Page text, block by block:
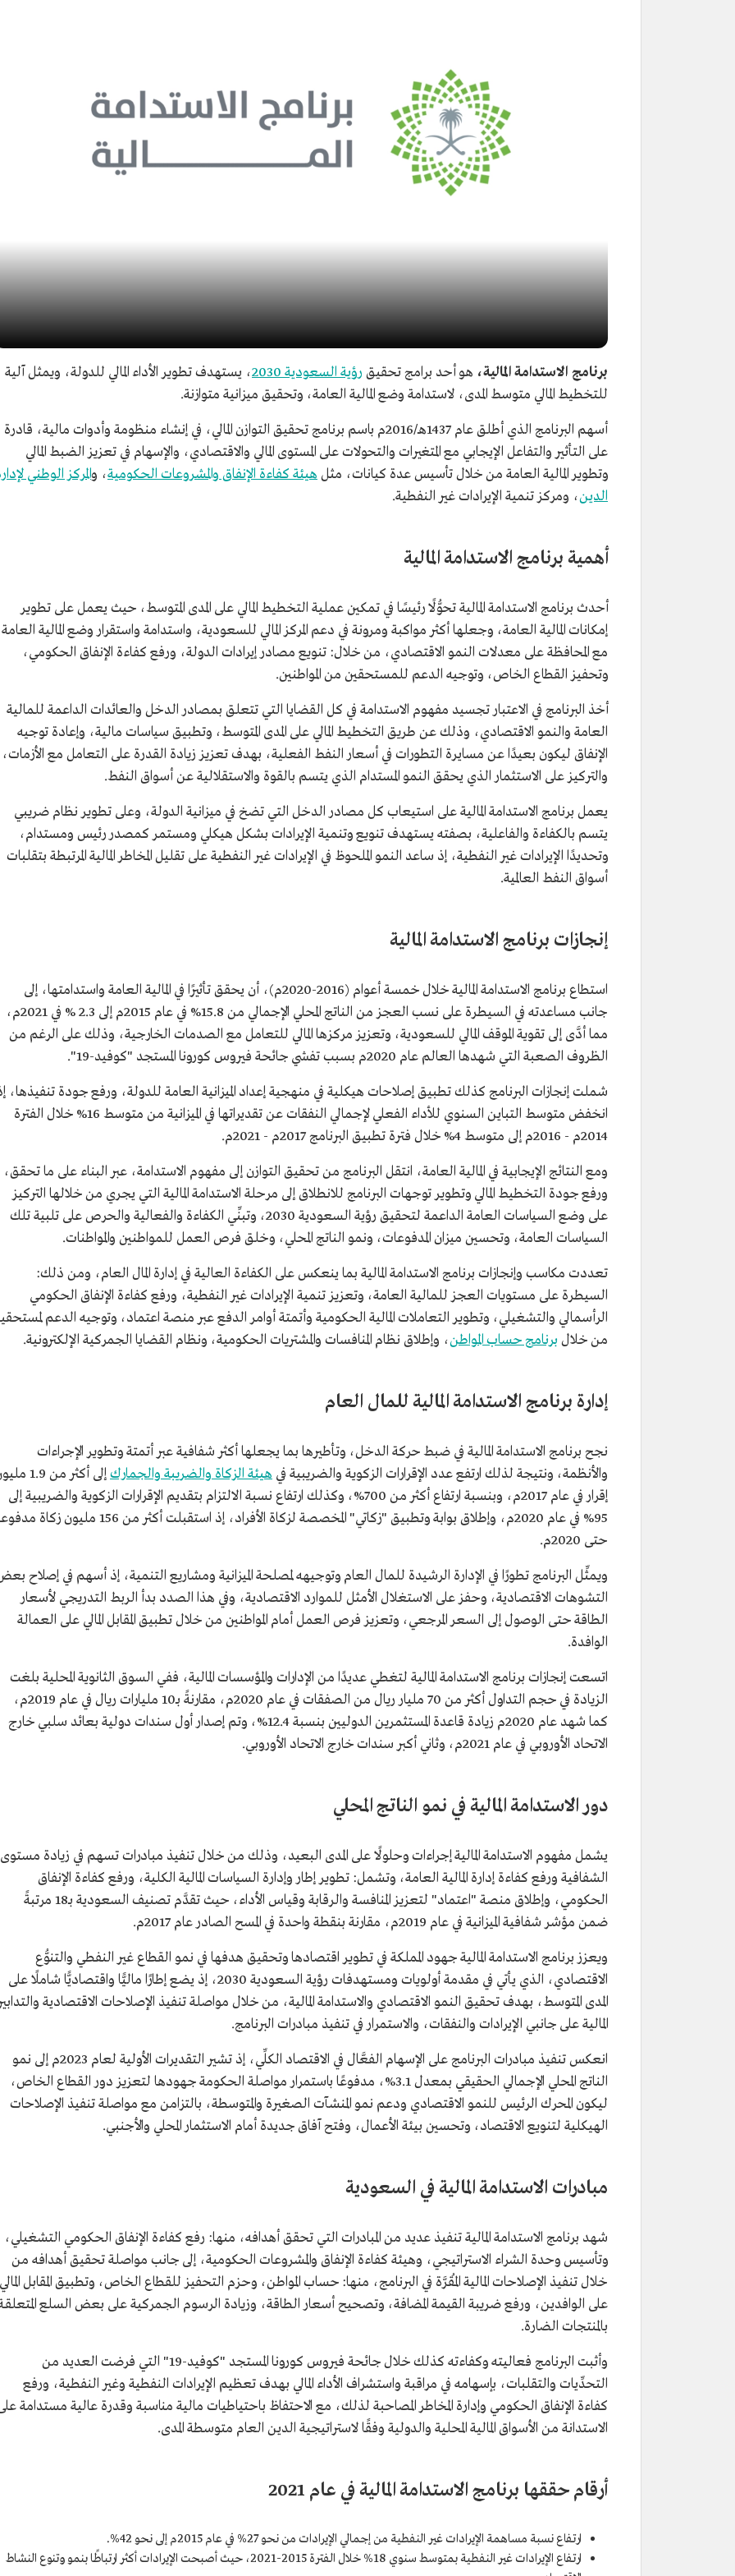
برنامج الاستدامة المالية، هو أحد برامج تحقيق رؤية السعودية 2030
، يستهدف تطوير الأداء المالي للدولة، ويمثل آلية
للتخطيط المالي متوسط المدى، لاستدامة وضع المالية العامة، وتحقيق ميزانية متوازنة.
أسهم البرنامج الذي أطلق عام 1437هـ/2016م باسم برنامج تحقيق التوازن المالي، في إنشاء منظومة وأدوات مالية، قادرة
على التأثير والتفاعل الإيجابي مع المتغيرات والتحولات على المستوى المالي والاقتصادي، والإسهام في تعزيز الضبط المالي
وتطوير المالية العامة من خلال تأسيس عدة كيانات، مثل هيئة كفاءة الإنفاق والمشروعات الحكومية، والمركز الوطني
الدين، ومركز تنمية الإيرادات غير النفطية.
أهمية برنامج الاستدامة المالية
أحدث برنامج الاستدامة المالية تحوُّلًا رئيسًا في تمكين عملية التخطيط المالي على المدى المتوسط، حيث يعمل على تطوير
إمكانات المالية العامة، وجعلها أكثر مواكبة ومرونة في دعم المركز المالي للسعودية، واستدامة واستقرار وضع المالية العامة
مع المحافظة على معدلات النمو الاقتصادي، من خلال: تنويع مصادر إيرادات الدولة، ورفع كفاءة الإنفاق الحكومي،
وتحفيز القطاع الخاص، وتوجيه الدعم للمستحقين من المواطنين.
أخذ البرنامج في الاعتبار تجسيد مفهوم الاستدامة في كل القضايا التي تتعلق بمصادر الدخل والعائدات الداعمة للمالية
العامة والنمو الاقتصادي، وذلك عن طريق التخطيط المالي على المدى المتوسط، وتطبيق سياسات مالية، وإعادة توجيه
الإنفاق ليكون بعيدًا عن مسايرة التطورات في أسعار النفط الفعلية، بهدف تعزيز زيادة القدرة على التعامل مع الأزمات،
والتركيز على الاستثمار الذي يحقق النمو المستدام الذي يتسم بالقوة والاستقلالية عن أسواق النفط.
يعمل برنامج الاستدامة المالية على استيعاب كل مصادر الدخل التي تضخ في ميزانية الدولة، وعلى تطوير نظام ضريبي
يتسم بالكفاءة والفاعلية، بصفته يستهدف تنويع وتنمية الإيرادات بشكل هيكلي ومستمر كمصدر رئيس ومستدام،
وتحديدًا الإيرادات غير النفطية، إذ ساعد النمو الملحوظ في الإيرادات غير النفطية على تقليل المخاطر المالية المرتبطة بتقلبات
أسواق النفط العالمية.
إنجازات برنامج الاستدامة المالية
استطاع برنامج الاستدامة المالية خلال خمسة أعوام (2016-2020م)، أن يحقق تأثيرًا في المالية العامة واستدامتها، إلى
جانب مساعدته في السيطرة على نسب العجز من الناتج المحلي الإجمالي من 15.8% في عام 2015م إلى 2.3 % في 2021م،
مما أدَّى إلى تقوية الموقف المالي للسعودية، وتعزيز مركزها المالي للتعامل مع الصدمات الخارجية، وذلك على الرغم من
الظروف الصعبة التي شهدها العالم عام 2020م بسبب تفشي جائحة فيروس كورونا المستجد "كوفيد-19".
شملت إنجازات البرنامج كذلك تطبيق إصلاحات هيكلية في منهجية إعداد الميزانية العامة للدولة، ورفع جودة تنفيذها،
انخفض متوسط التباين السنوي للأداء الفعلي لإجمالي النفقات عن تقديراتها في الميزانية من متوسط 16% خلال الفترة
2014م - 2016م إلى متوسط 4% خلال فترة تطبيق البرنامج 2017م - 2021م.
ومع النتائج الإيجابية في المالية العامة، انتقل البرنامج من تحقيق التوازن إلى مفهوم الاستدامة، عبر البناء على ما تحقق،
ورفع جودة التخطيط المالي وتطوير توجهات البرنامج للانطلاق إلى مرحلة الاستدامة المالية التي يجري من خلالها التركيز
على وضع السياسات العامة الداعمة لتحقيق رؤية السعودية 2030، وتبنِّي الكفاءة والفعالية والحرص على تلبية تلك
السياسات العامة، وتحسين ميزان المدفوعات، ونمو الناتج المحلي، وخلق فرص العمل للمواطنين والمواطنات.
تعددت مكاسب وإنجازات برنامج الاستدامة المالية بما ينعكس على الكفاءة العالية في إدارة المال العام، ومن ذلك:
السيطرة على مستويات العجز للمالية العامة، وتعزيز تنمية الإيرادات غير النفطية، ورفع كفاءة الإنفاق الحكومي
الرأسمالي والتشغيلي، وتطوير التعاملات المالية الحكومية وأتمتة أوامر الدفع عبر منصة اعتماد، وتوجيه الدعم
من خلال برنامج حساب المواطن، وإطلاق نظام المنافسات والمشتريات الحكومية، ونظام القضايا الجمركية الإلكترونية.
إدارة برنامج الاستدامة المالية للمال العام
نجح برنامج الاستدامة المالية في ضبط حركة الدخل، وتأطيرها بما يجعلها أكثر شفافية عبر أتمتة وتطوير الإجراءات
والأنظمة، ونتيجة لذلك ارتفع عدد الإقرارات الزكوية والضريبية في هيئة الزكاة والضريبة والجمارك
إلى أكثر من 1.9
إقرار في عام 2017م، وبنسبة ارتفاع أكثر من 700%، وكذلك ارتفاع نسبة الالتزام بتقديم الإقرارات الزكوية والضريبية إلى
95% في عام 2020م، وإطلاق بوابة وتطبيق "زكاتي" المخصصة لزكاة الأفراد، إذ استقبلت أكثر من 156 مليون
حتى 2020م.
ويمثِّل البرنامج تطورًا في الإدارة الرشيدة للمال العام وتوجيهه لمصلحة الميزانية ومشاريع التنمية، إذ أسهم في إصلاح
التشوهات الاقتصادية، وحفز على الاستغلال الأمثل للموارد الاقتصادية، وفي هذا الصدد بدأ الربط التدريجي لأسعار
الطاقة حتى الوصول إلى السعر المرجعي، وتعزيز فرص العمل أمام المواطنين من خلال تطبيق المقابل المالي على العمالة
الوافدة.
اتسعت إنجازات برنامج الاستدامة المالية لتغطي عديدًا من الإدارات والمؤسسات المالية، ففي السوق الثانوية المحلية بلغت
الزيادة في حجم التداول أكثر من 70 مليار ريال من الصفقات في عام 2020م، مقارنةً بـ10 مليارات ريال في عام 2019م،
كما شهد عام 2020م زيادة قاعدة المستثمرين الدوليين بنسبة 12.4%، وتم إصدار أول سندات دولية بعائد سلبي خارج
الاتحاد الأوروبي في عام 2021م، وثاني أكبر سندات خارج الاتحاد الأوروبي.
دور الاستدامة المالية في نمو الناتج المحلي
يشمل مفهوم الاستدامة المالية إجراءات وحلولًا على المدى البعيد، وذلك من خلال تنفيذ مبادرات تسهم في زيادة مستوى
الشفافية ورفع كفاءة إدارة المالية العامة، وتشمل: تطوير إطار وإدارة السياسات المالية الكلية، ورفع كفاءة الإنفاق
الحكومي، وإطلاق منصة "اعتماد" لتعزيز المنافسة والرقابة وقياس الأداء، حيث تقدَّم تصنيف السعودية بـ18 مرتبةً
ضمن مؤشر شفافية الميزانية في عام 2019م، مقارنة بنقطة واحدة في المسح الصادر عام 2017م.
ويعزز برنامج الاستدامة المالية جهود المملكة في تطوير اقتصادها وتحقيق هدفها في نمو القطاع غير النفطي والتنوُّع
الاقتصادي، الذي يأتي في مقدمة أولويات ومستهدفات رؤية السعودية 2030، إذ يضع إطارًا ماليًّا واقتصاديًّا شاملًا على
المدى المتوسط، بهدف تحقيق النمو الاقتصادي والاستدامة المالية، من خلال مواصلة تنفيذ الإصلاحات الاقتصادية
المالية على جانبي الإيرادات والنفقات، والاستمرار في تنفيذ مبادرات البرنامج.
انعكس تنفيذ مبادرات البرنامج على الإسهام الفعَّال في الاقتصاد الكلِّي، إذ تشير التقديرات الأولية لعام 2023م إلى نمو
الناتج المحلي الإجمالي الحقيقي بمعدل 3.1%، مدفوعًا باستمرار مواصلة الحكومة جهودها لتعزيز دور القطاع الخاص،
ليكون المحرك الرئيس للنمو الاقتصادي ودعم نمو المنشآت الصغيرة والمتوسطة، بالتزامن مع مواصلة تنفيذ الإصلاحات
الهيكلية لتنويع الاقتصاد، وتحسين بيئة الأعمال، وفتح آفاق جديدة أمام الاستثمار المحلي والأجنبي.
مبادرات الاستدامة المالية في السعودية
شهد برنامج الاستدامة المالية تنفيذ عديد من المبادرات التي تحقق أهدافه، منها: رفع كفاءة الإنفاق الحكومي التشغيلي،
وتأسيس وحدة الشراء الاستراتيجي، وهيئة كفاءة الإنفاق والمشروعات الحكومية، إلى جانب مواصلة تحقيق أهدافه من
خلال تنفيذ الإصلاحات المالية المُقرَّة في البرنامج، منها: حساب المواطن، وحزم التحفيز للقطاع الخاص، وتطبيق المقابل المالي
على الوافدين، ورفع ضريبة القيمة المضافة، وتصحيح أسعار الطاقة، وزيادة الرسوم الجمركية على بعض السلع
بالمنتجات الضارة.
وأثبت البرنامج فعاليته وكفاءته كذلك خلال جائحة فيروس كورونا المستجد "كوفيد-19" التي فرضت العديد من
التحدِّيات والتقلبات، بإسهامه في مراقبة واستشراف الأداء المالي بهدف تعظيم الإيرادات النفطية وغير النفطية، ورفع
كفاءة الإنفاق الحكومي وإدارة المخاطر المصاحبة لذلك، مع الاحتفاظ باحتياطيات مالية مناسبة وقدرة عالية مستدامة
الاستدانة من الأسواق المالية المحلية والدولية وفقًا لاستراتيجية الدين العام متوسطة المدى.
أرقام حققها برنامج الاستدامة المالية في عام 2021
ارتفاع نسبة مساهمة الإيرادات غير النفطية من إجمالي الإيرادات من نحو 27% في عام 2015م إلى نحو 42%.
ارتفاع الإيرادات غير النفطية بمتوسط سنوي 18% خلال الفترة 2015-2021، حيث أصبحت الإيرادات أكثر ارتباطًا بنمو وتنوع النشاط